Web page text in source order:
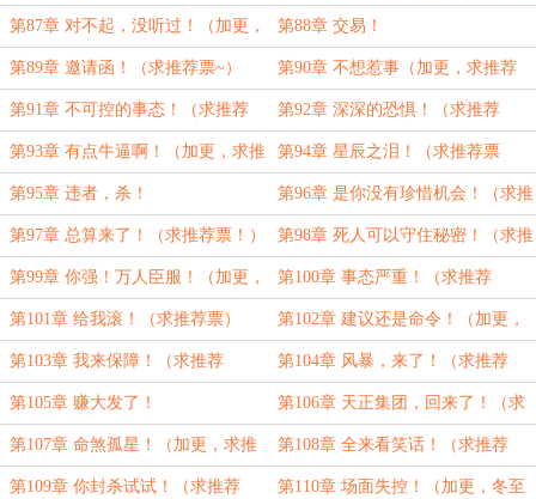
推荐票！）
第87章 对不起，没听过！（加更，
求推荐票！）
第88章 交易！
第89章 邀请函！（求推荐票~） 第90章 不想惹事（加更，求推荐
票！）
第91章 不可控的事态！（求推荐
票！）
第92章 深深的恐惧！（求推荐
票！）
第93章 有点牛逼啊！（加更，求推
荐票！）
第94章 星辰之泪！（求推荐票
哟！）
第95章 违者，杀！ 第96章 是你没有珍惜机会！（求推
荐票！）
第97章 总算来了！（求推荐票！） 第98章 死人可以守住秘密！（求推
荐票！）
第99章 你强！万人臣服！（加更，
求推荐票！）
第100章 事态严重！（求推荐
票！）
第101章 给我滚！（求推荐票） 第102章 建议还是命令！（加更，
求推荐票！）
第103章 我来保障！（求推荐
票！）
第104章 风暴，来了！（求推荐
票！）
第105章 赚大发了！ 第106章 天正集团，回来了！（求
推荐票！）
第107章 命煞孤星！（加更，求推
荐票！）
第108章 全来看笑话！（求推荐
票！）
第109章 你封杀试试！（求推荐 第110章 场面失控！（加更，冬至